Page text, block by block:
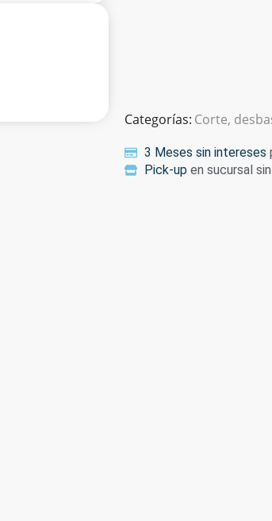
Categorías: Corte,
3 Meses sin intereses
Pick-upen sucursal